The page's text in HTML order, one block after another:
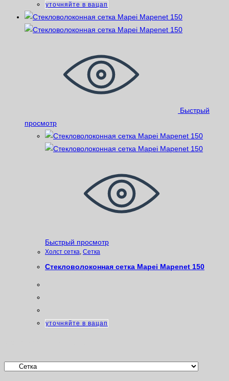
уточняйте в вацап
Быстрый
просмотр
Быстрый просмотр
Xолст сетка Сетка
Стекловолоконная сетка Mapei Mapenet 150
уточняйте в вацап